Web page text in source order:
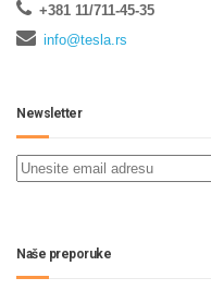
+381 11/711-45-35
info@tesla.rs
Newsletter
Naše preporuke